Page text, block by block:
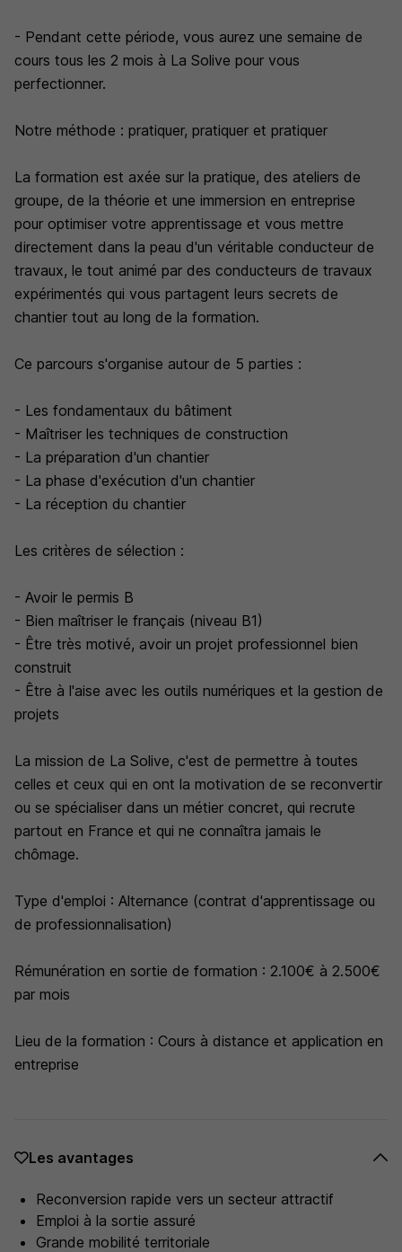
- Pendant cette période, vous aurez une semaine de
cours tous les 2 mois à La Solive pour vous
perfectionner.
Notre méthode : pratiquer, pratiquer et pratiquer
La formation est axée sur la pratique, des ateliers de
groupe, de la théorie et une immersion en entreprise
pour optimiser votre apprentissage et vous mettre
directement dans la peau d'un véritable conducteur de
travaux, le tout animé par des conducteurs de travaux
expérimentés qui vous partagent leurs secrets de
chantier tout au long de la formation.
Ce parcours s'organise autour de 5 parties :
- Les fondamentaux du bâtiment
- Maîtriser les techniques de construction
- La préparation d'un chantier
- La phase d'exécution d'un chantier
- La réception du chantier
Les critères de sélection :
- Avoir le permis B
- Bien maîtriser le français (niveau B1)
- Être très motivé, avoir un projet professionnel bien
construit
- Être à l'aise avec les outils numériques et la gestion de
projets
La mission de La Solive, c'est de permettre à toutes
celles et ceux qui en ont la motivation de se reconvertir
ou se spécialiser dans un métier concret, qui recrute
partout en France et qui ne connaîtra jamais le
chômage.
Type d'emploi : Alternance (contrat d'apprentissage ou
de professionnalisation)
Rémunération en sortie de formation : 2.100€ à 2.500€
par mois
Lieu de la formation : Cours à distance et application en
entreprise
Les avantages
Reconversion rapide vers un secteur attractif
Emploi à la sortie assuré
Grande mobilité territoriale